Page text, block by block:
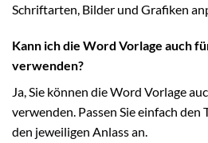
Schriftarten, Bilder und Grafiken
Kann ich die Word Vorlage auch
verwenden?
Ja, Sie können die Word Vorlage
verwenden. Passen Sie einfach den
den jeweiligen Anlass an.